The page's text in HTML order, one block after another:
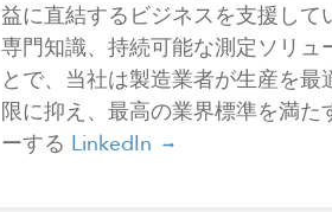
益に直結するビジネスを支援して
専門知識、持続可能な測定ソリュ
とで、当社は製造業者が生産を
限に抑え、最高の業界標準を満た
ーする LinkedIn